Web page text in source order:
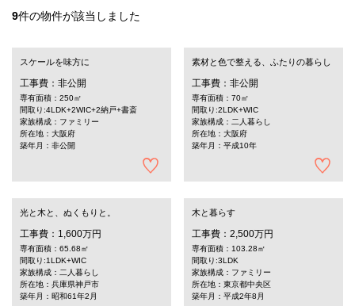
9件の物件が該当しました
スケールを味方に
工事費：非公開
専有面積：250㎡
間取り:4LDK+2WIC+2納戸+書斎
家族構成：ファミリー
所在地：大阪府
築年月：非公開
素材と色で整える、ふたりの暮らし
工事費：非公開
専有面積：70㎡
間取り:2LDK+WIC
家族構成：二人暮らし
所在地：大阪府
築年月：平成10年
光と木と、ぬくもりと。
工事費：1,600万円
専有面積：65.68㎡
間取り:1LDK+WIC
家族構成：二人暮らし
所在地：兵庫県神戸市
築年月：昭和61年2月
木と暮らす
工事費：2,500万円
専有面積：103.28㎡
間取り:3LDK
家族構成：ファミリー
所在地：東京都中央区
築年月：平成2年8月